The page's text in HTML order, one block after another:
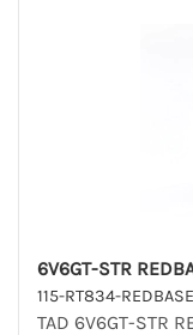
6V6GT-STR
115-RT834-REDBASE
TAD 6V6GT-STR